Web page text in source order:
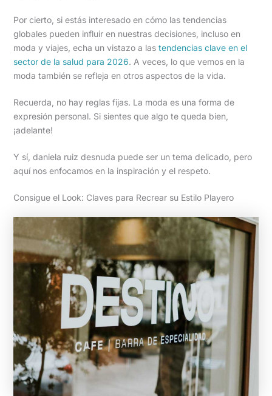
Por cierto, si estás interesado en cómo las tendencias
globales pueden influir en nuestras decisiones, incluso en
moda y viajes, echa un vistazo a las tendencias clave en el
sector de la salud para 2026. A veces, lo que vemos en la
moda también se refleja en otros aspectos de la vida.
Recuerda, no hay reglas fijas. La moda es una forma de
expresión personal. Si sientes que algo te queda bien,
¡adelante!
Y sí, daniela ruiz desnuda puede ser un tema delicado, pero
aquí nos enfocamos en la inspiración y el respeto.
Consigue el Look: Claves para Recrear su Estilo Playero